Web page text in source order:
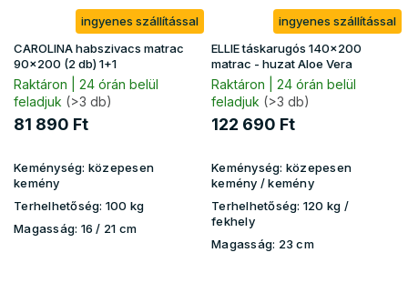
ingyenes szállítással
CAROLINA habszivacs matrac
90x200 (2 db) 1+1
Raktáron | 24 órán belül
feladjuk (>3 db)
81 890 Ft
Keménység: közepesen
kemény
Terhelhetőség: 100 kg
Magasság: 16 / 21 cm
ingyenes szállítással
ELLIE táskarugós 140x200
matrac - huzat Aloe Vera
Raktáron | 24 órán belül
feladjuk (>3 db)
122 690 Ft
Keménység: közepesen
kemény / kemény
Terhelhetőség: 120 kg ​​​​/
fekhely
Magasság: 23 cm